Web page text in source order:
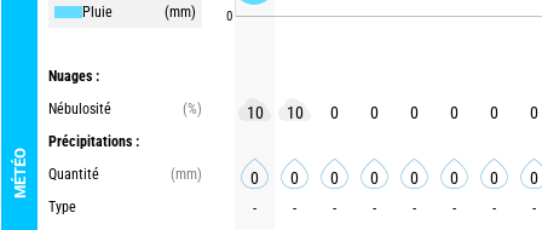
MÉTÉO
Pluie (mm)
Nuages :
Nébulosité
(%)
Précipitations :
Quantité
(mm)
Type
0
10 10 0 0 0 0 0 0
0 0 0 0 0 0 0 0
- - - - - - - -